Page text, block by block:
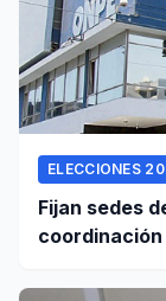
ELECCIONES
Fijan sedes